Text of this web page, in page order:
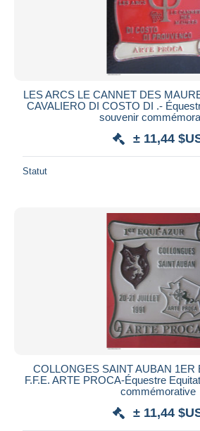
LES ARCS LE CANNET DES
CAVALIERO DI COSTO DI .-
souvenir
± 11,44
Statut
COLLONGES SAINT AUBAN 1ER
F.F.E. ARTE PROCA-Équestre
commémorative
± 11,44